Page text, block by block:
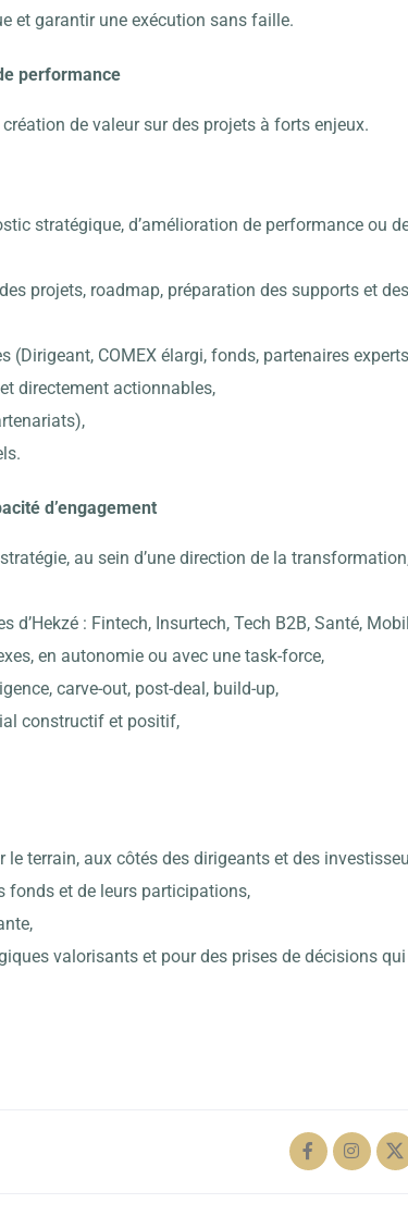
et garantir une exécution sans faille.
performance
de valeur sur des projets à forts enjeux.
stratégique, d’amélioration de performance ou
projets, roadmap, préparation des supports et des
(Dirigeant, COMEX élargi, fonds, partenaires
directement actionnables,
d’engagement
au sein d’une direction de la
: Fintech, Insurtech, Tech B2B, Santé,
en autonomie ou avec une task-force,
carve-out, post-deal, build-up,
constructif et positif,
terrain, aux côtés des dirigeants et des
fonds et de leurs participations,
valorisants et pour des prises de décisions qui